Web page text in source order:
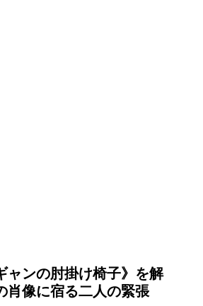
ャンの肘掛け椅子》を解
肖像に宿る二人の緊張